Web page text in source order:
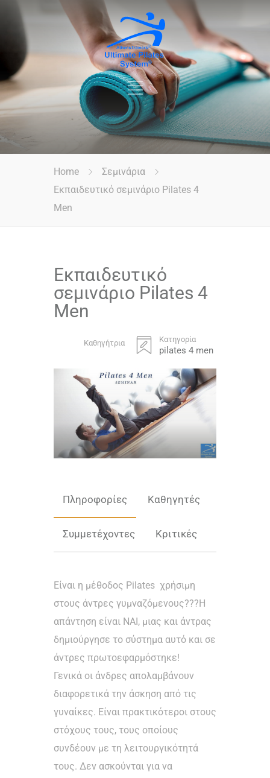
Home
Σεμινάρια
Εκπαιδευτικό σεμινάριο Pilates 4
Men
Εκπαιδευτικό
σεμινάριο Pilates 4
Men
Καθηγήτρια Κατηγορία
pilates 4 men
Πληροφορίες Καθηγητές
Συμμετέχοντες Κριτικές
Είναι η μέθοδος Pilates χρήσιμη
στους άντρες γυμναζόμενους???Η
απάντηση είναι ΝΑΙ, μιας και άντρας
δημιούργησε το σύστημα αυτό και σε
άντρες πρωτοεφαρμόστηκε!
Γενικά οι άνδρες απολαμβάνουν
διαφορετικά την άσκηση από τις
γυναίκες. Είναι πρακτικότεροι στους
στόχους τους, τους οποίους
συνδέουν με τη λειτουργικότητά
τους. Δεν ασκούνται για να